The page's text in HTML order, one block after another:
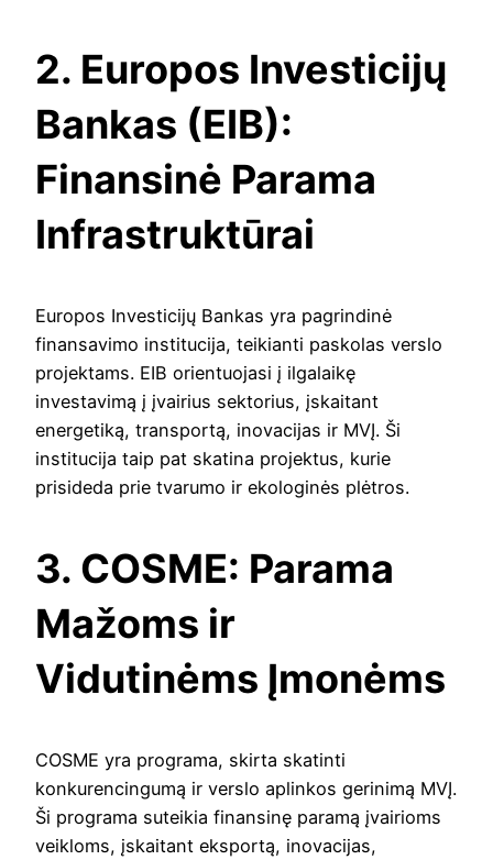
2. Europos Investicijų
Bankas (EIB):
Finansinė Parama
Infrastruktūrai
Europos Investicijų Bankas yra pagrindinė
finansavimo institucija, teikianti paskolas verslo
projektams. EIB orientuojasi į ilgalaikę
investavimą į įvairius sektorius, įskaitant
energetiką, transportą, inovacijas ir MVĮ. Ši
institucija taip pat skatina projektus, kurie
prisideda prie tvarumo ir ekologinės plėtros.
3. COSME: Parama
Mažoms ir
Vidutinėms Įmonėms
COSME yra programa, skirta skatinti
konkurencingumą ir verslo aplinkos gerinimą MVĮ.
Ši programa suteikia finansinę paramą įvairioms
veikloms, įskaitant eksportą, inovacijas,